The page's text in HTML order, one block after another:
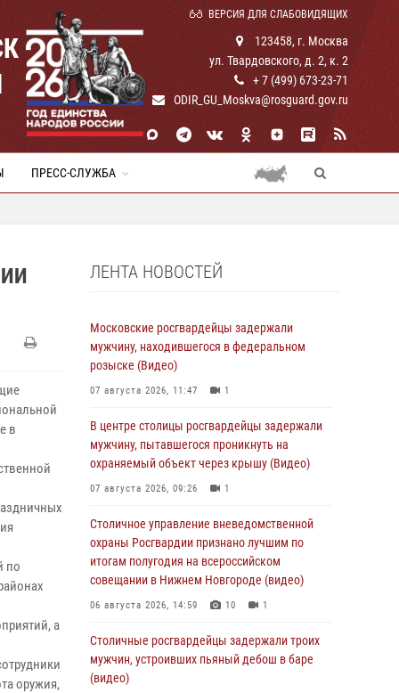
ВЕРСИЯ ДЛЯ СЛАБОВИДЯЩИХ
123458, г. Москва
ул. Твардовского, д. 2, к. 2
+ 7 (499) 673-23-71
ODIR_GU_Moskva@rosguard.gov.ru
ПРЕСС-СЛУЖБА
в
по
а
оружия,
ЛЕНТА НОВОСТЕЙ
Московские росгвардейцы задержали
мужчину, находившегося в федеральном
розыске (Видео)
07 августа 2026, 11:47 1
В центре столицы росгвардейцы задержали
мужчину, пытавшегося проникнуть на
охраняемый объект через крышу (Видео)
07 августа 2026, 09:26 1
Столичное управление вневедомственной
охраны Росгвардии признано лучшим по
итогам полугодия на всероссийском
совещании в Нижнем Новгороде (видео)
06 августа 2026, 14:59 10 1
Столичные росгвардейцы задержали троих
мужчин, устроивших пьяный дебош в баре
(видео)